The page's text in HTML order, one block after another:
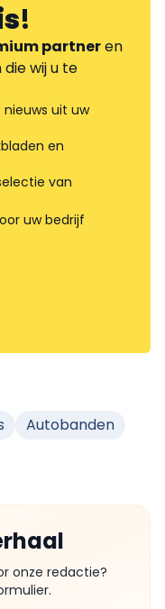
!
partneren
wij u te
uit uw
en
van
uw bedrijf
Autobanden
onze redactie?